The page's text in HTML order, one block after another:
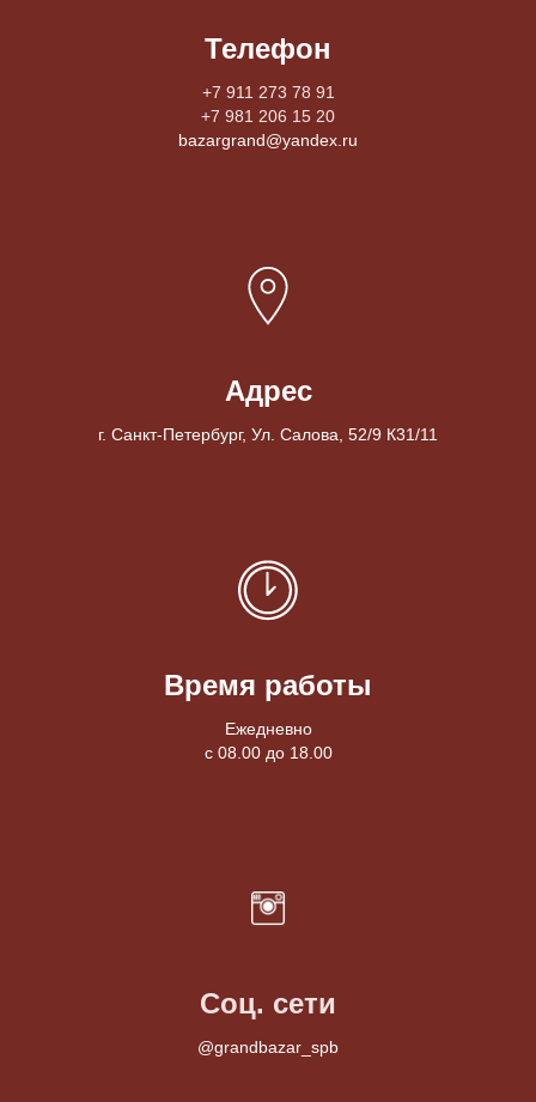
Телефон
+7 911 273 78 91
+7 981 206 15 20
bazargrand@yandex.ru
Адрес
г. Санкт-Петербург, Ул. Салова, 52/9 К31/11
Время работы
Ежедневно
с 08.00 до 18.00
Соц. сети
@grandbazar_spb